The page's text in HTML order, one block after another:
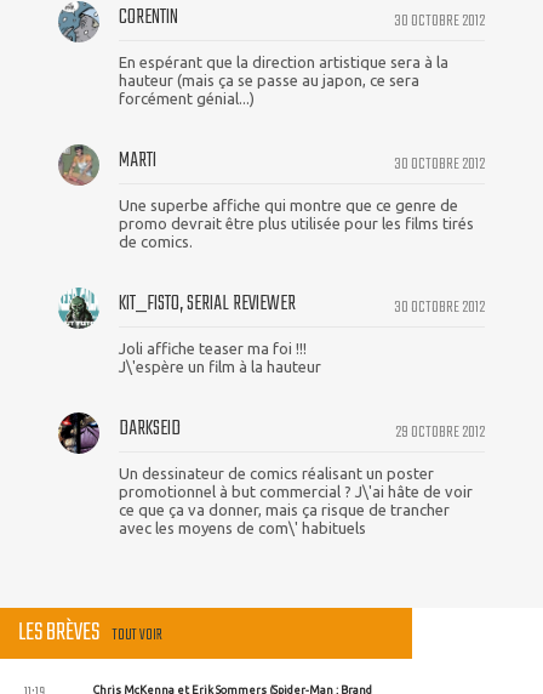
30 OCTOBRE 2012
CORENTIN
En espérant que la direction artistique sera à la
hauteur (mais ça se passe au japon, ce sera
forcément génial...)
30 OCTOBRE 2012
MARTI
Une superbe affiche qui montre que ce genre de
promo devrait être plus utilisée pour les films tirés
de comics.
30 OCTOBRE 2012
KIT_FISTO, SERIAL REVIEWER
Joli affiche teaser ma foi !!!
J\'espère un film à la hauteur
29 OCTOBRE 2012
DARKSEID
Un dessinateur de comics réalisant un poster
promotionnel à but commercial ? J\'ai hâte de voir
ce que ça va donner, mais ça risque de trancher
avec les moyens de com\' habituels
LES BRÈVES TOUT VOIR
Chris McKenna et Erik Sommers (Spider-Man : Brand